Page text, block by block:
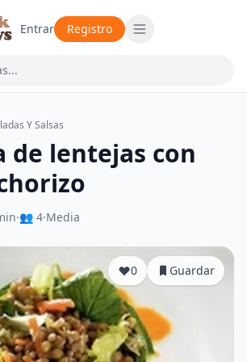
Entrar Registro
Y Salsas
de lentejas con
·👥 4·Media
0 Guardar